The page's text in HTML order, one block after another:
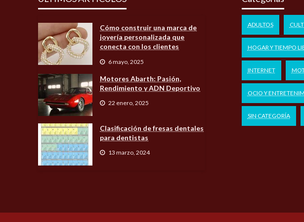
Cómo construir una marca de
joyería personalizada que
conecta con los clientes
6 mayo, 2025
Motores Abarth: Pasión,
Rendimiento y ADN Deportivo
22 enero, 2025
Clasificación de fresas dentales
para dentistas
13 marzo, 2024
ADULTOS
HOGAR Y TIEMPO
INTERNET
OCIO Y
SIN CATEGORÍA